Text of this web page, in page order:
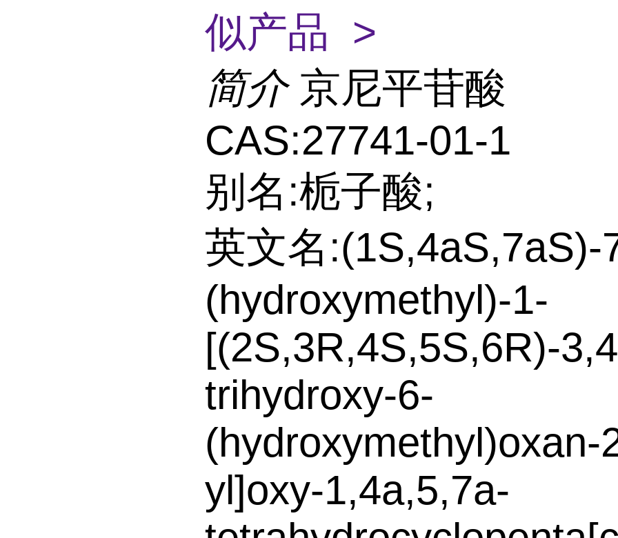
似产品 >
简介 京尼平苷酸
CAS:27741-01-1
别名:栀子酸;
英文名:(1S,4aS,7aS)-
(hydroxymethyl)-1-
[(2S,3R,4S,5S,6R)-
trihydroxy-6-
(hydroxymethyl)oxan-
yl]oxy-1,4a,5,7a-